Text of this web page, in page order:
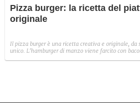
Pizza burger: la ricetta del
originale
Il pizza burger è una ricetta creativa e originale, da
unico. L'hamburger di manzo viene farcito con